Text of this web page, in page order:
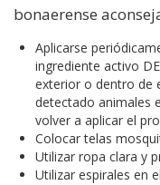
bonaerense
Aplicarse
ingrediente activo
exterior o dentro de
detectado animales
volver a aplicar el
Colocar telas
Utilizar ropa clara y
Utilizar espirales en